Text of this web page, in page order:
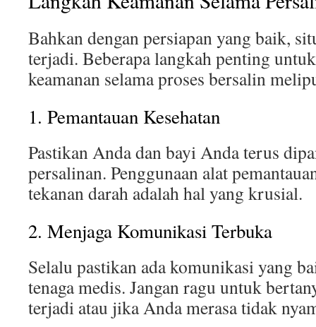
Bahkan dengan persiapan yang baik,
terjadi. Beberapa langkah penting
keamanan selama proses bersalin
1. Pemantauan Kesehatan
Pastikan Anda dan bayi Anda terus
persalinan. Penggunaan alat
tekanan darah adalah hal yang krusial.
2. Menjaga Komunikasi Terbuka
Selalu pastikan ada komunikasi yang
tenaga medis. Jangan ragu untuk
terjadi atau jika Anda merasa tidak